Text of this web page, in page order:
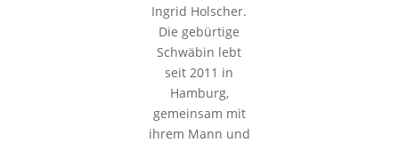
Ingrid Holscher.
Die gebürtige
Schwäbin lebt
seit 2011 in
Hamburg,
gemeinsam mit
ihrem Mann und